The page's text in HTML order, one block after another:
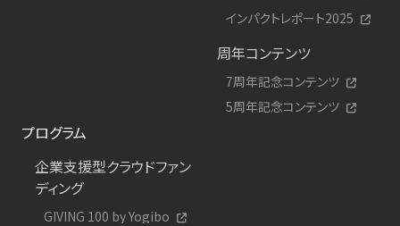
インパクトレポート2025
周年コンテンツ
7周年記念コンテンツ
5周年記念コンテンツ
プログラム
企業支援型クラウドファン
ディング
GIVING 100 by Yogibo